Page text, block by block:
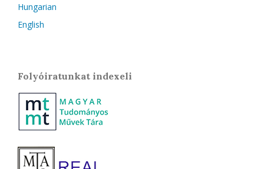
Hungarian
English
Folyóiratunkat indexeli